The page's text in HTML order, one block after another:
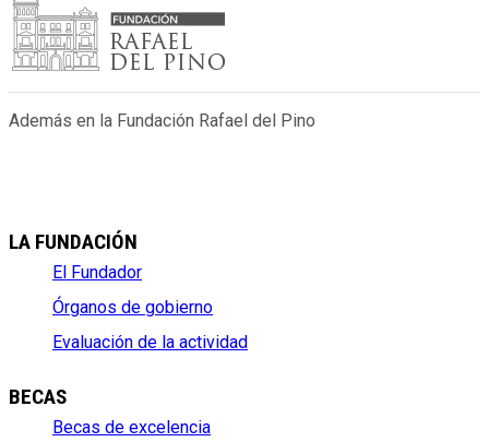
Además en la Fundación Rafael del Pino
LA FUNDACIÓN
El Fundador
Órganos de gobierno
Evaluación de la actividad
BECAS
Becas de excelencia